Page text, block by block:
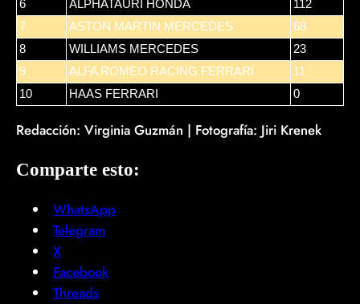
6 ALPHATAURI HONDA
112
7
ASTON MARTIN MERCEDES
68
8
WILLIAMS MERCEDES
23
9
ALFA ROMEO RACING FERRARI
11
10
HAAS FERRARI 0
Redacción: Virginia Guzmán | Fotografía: Jiri Krenek
Comparte esto:
WhatsApp
Telegram
X
Facebook
Threads